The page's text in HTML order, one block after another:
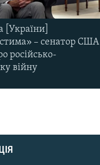
[України]
– сенатор США
російсько-
війну